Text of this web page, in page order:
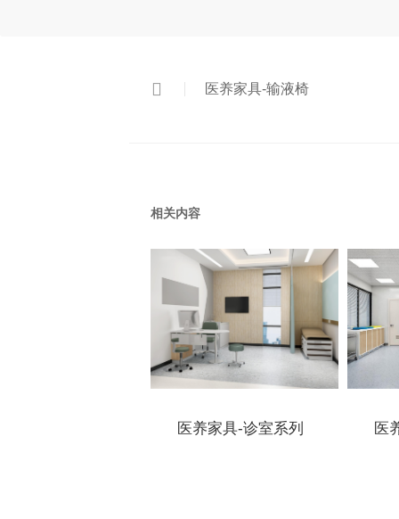
医养家具-输液椅
相关内容
医养家具-诊室系列 医